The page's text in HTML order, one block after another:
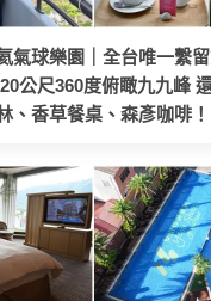
氣球樂園｜全台唯一繫
公尺360度俯瞰九九峰
、香草餐桌、森彥咖啡！